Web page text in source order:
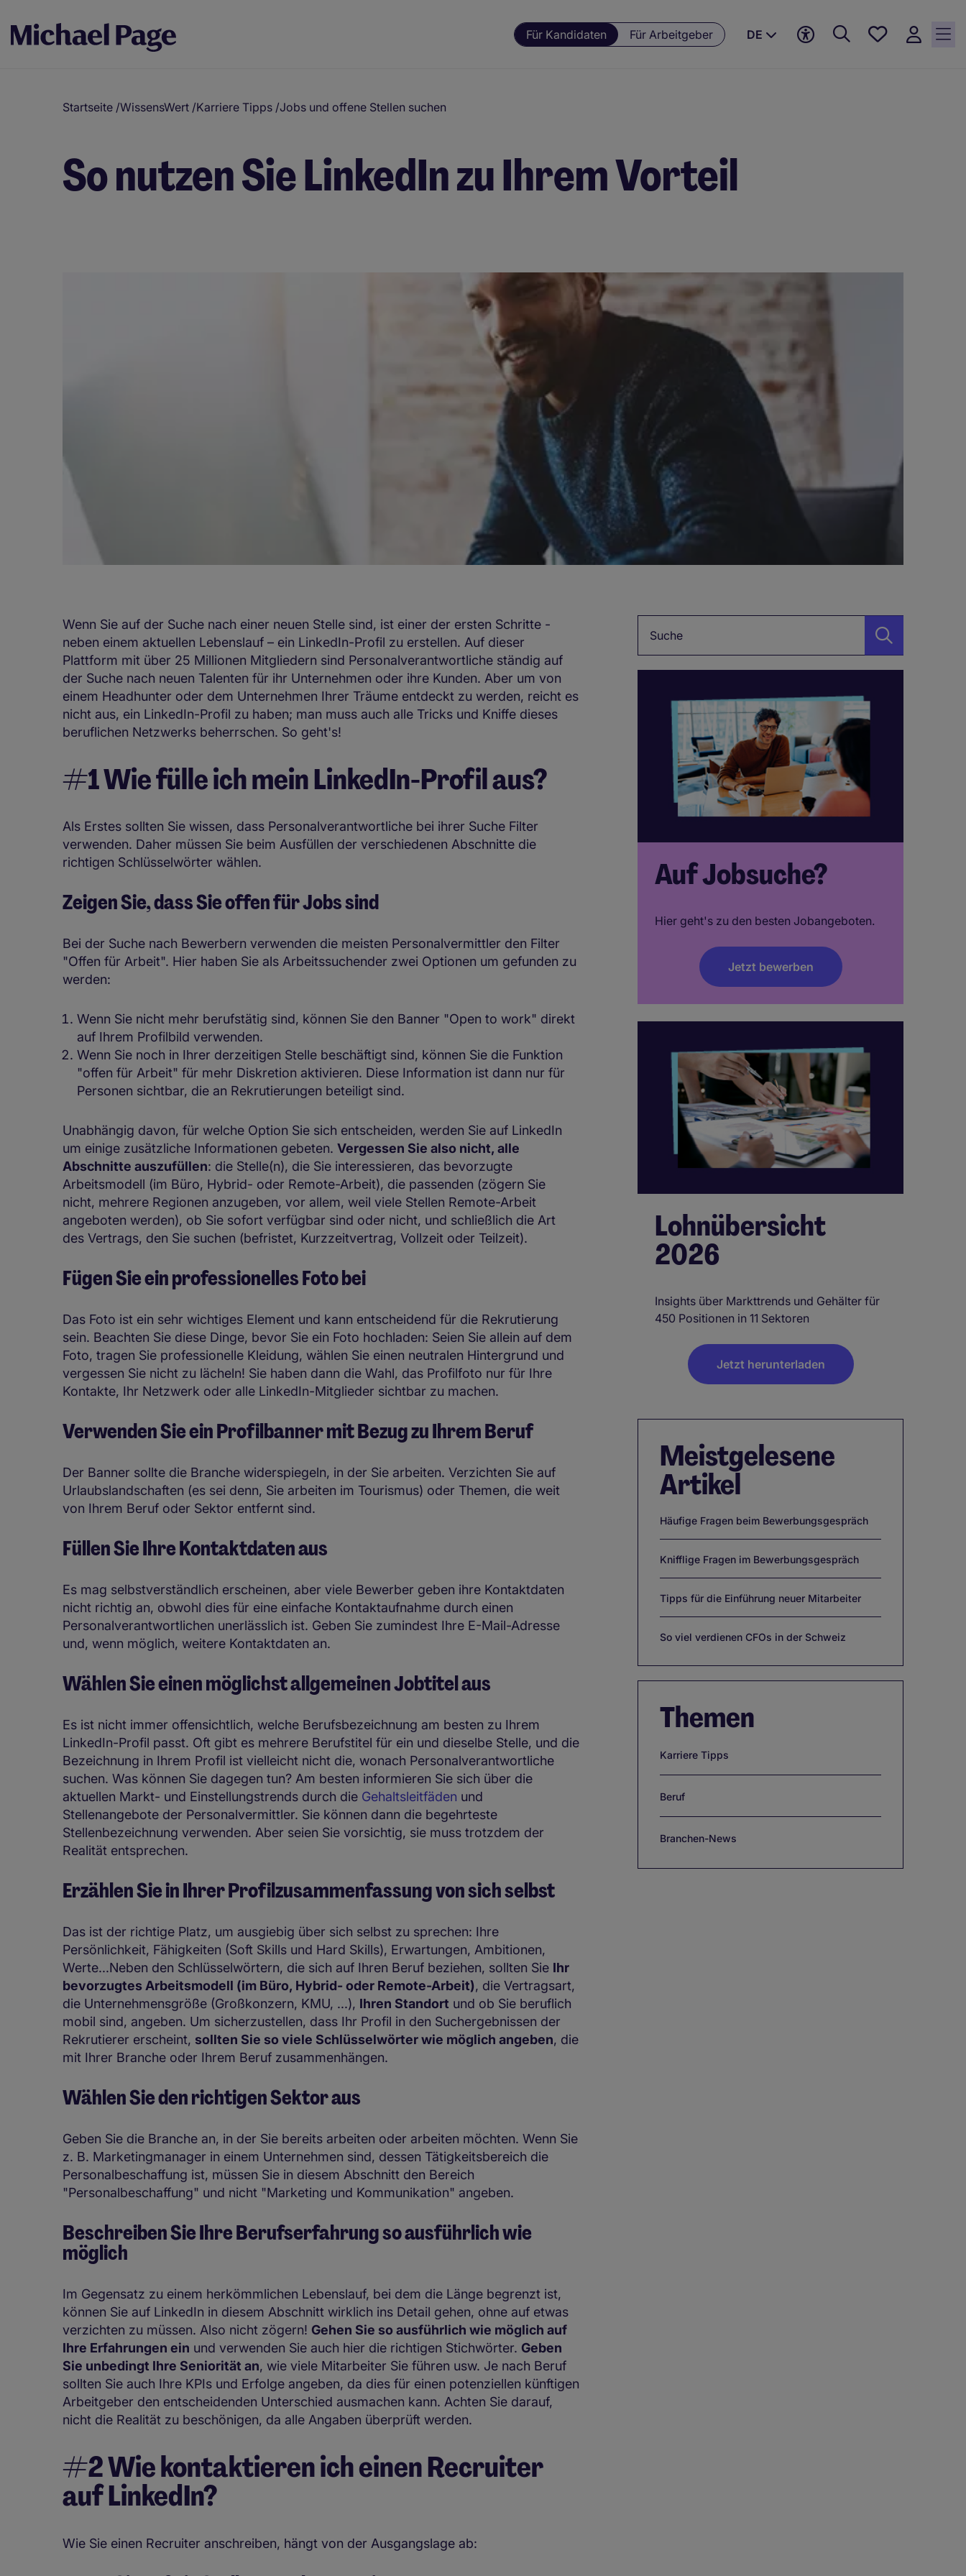
Für Kandidaten Für Arbeitgeber DE
Meine
Startseite /WissensWert /Karriere Tipps /Jobs und offene Stellen suchen
So nutzen Sie LinkedIn zu Ihrem Vorteil
Wenn Sie auf der Suche nach einer neuen Stelle sind, ist einer der ersten Schritte -
neben einem aktuellen Lebenslauf – ein LinkedIn-Profil zu erstellen. Auf dieser
Plattform mit über 25 Millionen Mitgliedern sind Personalverantwortliche ständig auf
der Suche nach neuen Talenten für ihr Unternehmen oder ihre Kunden. Aber um von
einem Headhunter oder dem Unternehmen Ihrer Träume entdeckt zu werden, reicht es
nicht aus, ein LinkedIn-Profil zu haben; man muss auch alle Tricks und Kniffe dieses
beruflichen Netzwerks beherrschen. So geht's!
#1 Wie fülle ich mein LinkedIn-Profil aus?
Als Erstes sollten Sie wissen, dass Personalverantwortliche bei ihrer Suche Filter
verwenden. Daher müssen Sie beim Ausfüllen der verschiedenen Abschnitte die
richtigen Schlüsselwörter wählen.
Zeigen Sie, dass Sie offen für Jobs sind
Bei der Suche nach Bewerbern verwenden die meisten Personalvermittler den Filter
"Offen für Arbeit". Hier haben Sie als Arbeitssuchender zwei Optionen um gefunden zu
werden:
Wenn Sie nicht mehr berufstätig sind, können Sie den Banner "Open to work" direkt
auf Ihrem Profilbild verwenden.
Wenn Sie noch in Ihrer derzeitigen Stelle beschäftigt sind, können Sie die Funktion
"offen für Arbeit" für mehr Diskretion aktivieren. Diese Information ist dann nur für
Personen sichtbar, die an Rekrutierungen beteiligt sind.
Unabhängig davon, für welche Option Sie sich entscheiden, werden Sie auf LinkedIn
um einige zusätzliche Informationen gebeten. Vergessen Sie also nicht, alle
Abschnitte auszufüllen: die Stelle(n), die Sie interessieren, das bevorzugte
Arbeitsmodell (im Büro, Hybrid- oder Remote-Arbeit), die passenden (zögern Sie
nicht, mehrere Regionen anzugeben, vor allem, weil viele Stellen Remote-Arbeit
angeboten werden), ob Sie sofort verfügbar sind oder nicht, und schließlich die Art
des Vertrags, den Sie suchen (befristet, Kurzzeitvertrag, Vollzeit oder Teilzeit).
Fügen Sie ein professionelles Foto bei
Das Foto ist ein sehr wichtiges Element und kann entscheidend für die Rekrutierung
sein. Beachten Sie diese Dinge, bevor Sie ein Foto hochladen: Seien Sie allein auf dem
Foto, tragen Sie professionelle Kleidung, wählen Sie einen neutralen Hintergrund und
vergessen Sie nicht zu lächeln! Sie haben dann die Wahl, das Profilfoto nur für Ihre
Kontakte, Ihr Netzwerk oder alle LinkedIn-Mitglieder sichtbar zu machen.
Verwenden Sie ein Profilbanner mit Bezug zu Ihrem Beruf
Der Banner sollte die Branche widerspiegeln, in der Sie arbeiten. Verzichten Sie auf
Urlaubslandschaften (es sei denn, Sie arbeiten im Tourismus) oder Themen, die weit
von Ihrem Beruf oder Sektor entfernt sind.
Füllen Sie Ihre Kontaktdaten aus
Es mag selbstverständlich erscheinen, aber viele Bewerber geben ihre Kontaktdaten
nicht richtig an, obwohl dies für eine einfache Kontaktaufnahme durch einen
Personalverantwortlichen unerlässlich ist. Geben Sie zumindest Ihre E-Mail-Adresse
und, wenn möglich, weitere Kontaktdaten an.
Wählen Sie einen möglichst allgemeinen Jobtitel aus
Es ist nicht immer offensichtlich, welche Berufsbezeichnung am besten zu Ihrem
LinkedIn-Profil passt. Oft gibt es mehrere Berufstitel für ein und dieselbe Stelle, und die
Bezeichnung in Ihrem Profil ist vielleicht nicht die, wonach Personalverantwortliche
suchen. Was können Sie dagegen tun? Am besten informieren Sie sich über die
aktuellen Markt- und Einstellungstrends durch die Gehaltsleitfäden und
Stellenangebote der Personalvermittler. Sie können dann die begehrteste
Stellenbezeichnung verwenden. Aber seien Sie vorsichtig, sie muss trotzdem der
Realität entsprechen.
Erzählen Sie in Ihrer Profilzusammenfassung von sich selbst
Das ist der richtige Platz, um ausgiebig über sich selbst zu sprechen: Ihre
Persönlichkeit, Fähigkeiten (Soft Skills und Hard Skills), Erwartungen, Ambitionen,
Werte...Neben den Schlüsselwörtern, die sich auf Ihren Beruf beziehen, sollten Sie Ihr
bevorzugtes Arbeitsmodell (im Büro, Hybrid- oder Remote-Arbeit), die Vertragsart,
die Unternehmensgröße (Großkonzern, KMU, ...), Ihren Standort und ob Sie beruflich
mobil sind, angeben. Um sicherzustellen, dass Ihr Profil in den Suchergebnissen der
Rekrutierer erscheint, sollten Sie so viele Schlüsselwörter wie möglich angeben, die
mit Ihrer Branche oder Ihrem Beruf zusammenhängen.
Wählen Sie den richtigen Sektor aus
Geben Sie die Branche an, in der Sie bereits arbeiten oder arbeiten möchten. Wenn Sie
z. B. Marketingmanager in einem Unternehmen sind, dessen Tätigkeitsbereich die
Personalbeschaffung ist, müssen Sie in diesem Abschnitt den Bereich
"Personalbeschaffung" und nicht "Marketing und Kommunikation" angeben.
Beschreiben Sie Ihre Berufserfahrung so ausführlich wie
möglich
Im Gegensatz zu einem herkömmlichen Lebenslauf, bei dem die Länge begrenzt ist,
können Sie auf LinkedIn in diesem Abschnitt wirklich ins Detail gehen, ohne auf etwas
verzichten zu müssen. Also nicht zögern! Gehen Sie so ausführlich wie möglich auf
Ihre Erfahrungen ein und verwenden Sie auch hier die richtigen Stichwörter. Geben
Sie unbedingt Ihre Seniorität an, wie viele Mitarbeiter Sie führen usw. Je nach Beruf
sollten Sie auch Ihre KPIs und Erfolge angeben, da dies für einen potenziellen künftigen
Arbeitgeber den entscheidenden Unterschied ausmachen kann. Achten Sie darauf,
nicht die Realität zu beschönigen, da alle Angaben überprüft werden.
#2 Wie kontaktieren ich einen Recruiter
auf LinkedIn?
Wie Sie einen Recruiter anschreiben, hängt von der Ausgangslage ab:
Auf Jobsuche?
Hier geht's zu den besten Jobangeboten.
Jetzt bewerben
Lohnübersicht
2026
Insights über Markttrends und Gehälter für
450 Positionen in 11 Sektoren
Jetzt herunterladen
Meistgelesene
Artikel
Häufige Fragen beim Bewerbungsgespräch
Knifflige Fragen im Bewerbungsgespräch
Tipps für die Einführung neuer Mitarbeiter
So viel verdienen CFOs in der Schweiz
Themen
Karriere Tipps
Beruf
Branchen-News